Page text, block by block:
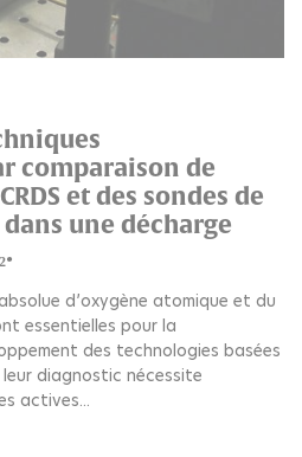
comparaison de
et des sondes de
une décharge
d’oxygène atomique et du
essentielles pour la
des technologies basées
diagnostic nécessite
actives...